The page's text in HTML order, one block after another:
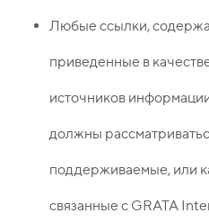
Любые ссылки,
приведенные в
источников
должны
поддерживаемые, или
связанные с GRATA